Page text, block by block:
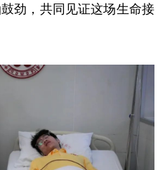
劲，共同见证这场生命接